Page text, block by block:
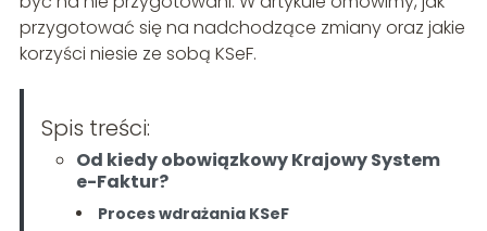
przygotować się na nadchodzące zmiany oraz jakie
korzyści niesie ze sobą KSeF.
Spis treści:
Od kiedy obowiązkowy Krajowy System
e-Faktur?
Proces wdrażania KSeF